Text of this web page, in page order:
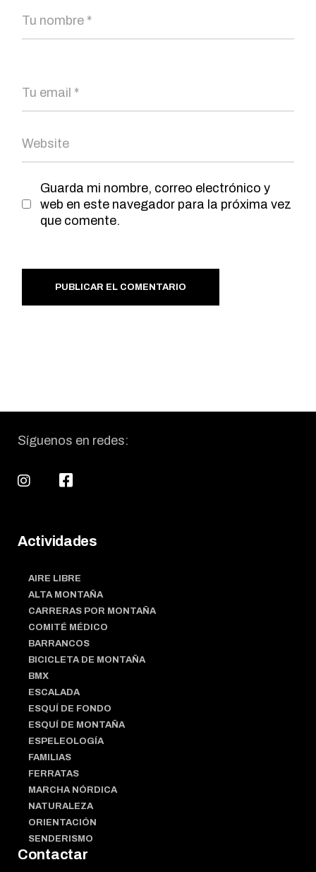
Guarda mi nombre, correo electrónico y
web en este navegador para la próxima vez
que comente.
PUBLICAR EL COMENTARIO
Síguenos en redes:
Actividades
AIRE LIBRE
ALTA MONTAÑA
CARRERAS POR MONTAÑA
COMITÉ MÉDICO
BARRANCOS
BICICLETA DE MONTAÑA
BMX
ESCALADA
ESQUÍ DE FONDO
ESQUÍ DE MONTAÑA
ESPELEOLOGÍA
FAMILIAS
FERRATAS
MARCHA NÓRDICA
NATURALEZA
ORIENTACIÓN
SENDERISMO
Contactar